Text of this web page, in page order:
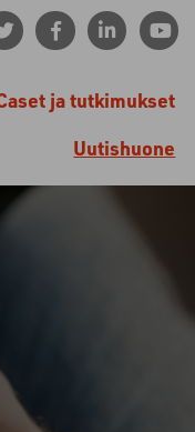
ja tutkimukset
Uutishuone